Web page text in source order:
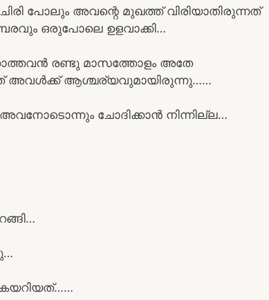
പോലും അവന്റെ മുഖത്ത് വിരിയാതിരുന്നത്
ഒരുപോലെ ഉളവാക്കി…
രണ്ടു മാസത്തോളം അതേ
അവൾക്ക് ആശ്ചര്യവുമായിരുന്നു……
ചോദിക്കാൻ നിന്നില്ല…